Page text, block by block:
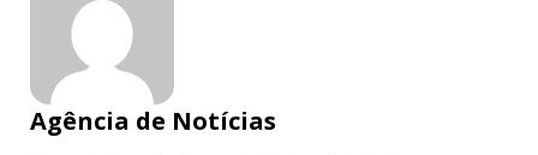
Agência de Notícias